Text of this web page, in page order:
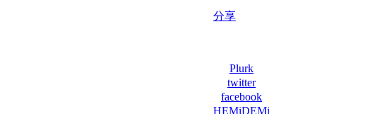
分享
Plurk
twitter
facebook
HEMiDEMi